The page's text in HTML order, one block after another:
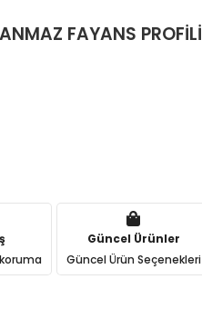
FAYANS PROFİLİ
Güncel Ürünler
Güncel Ürün Seçenekleri